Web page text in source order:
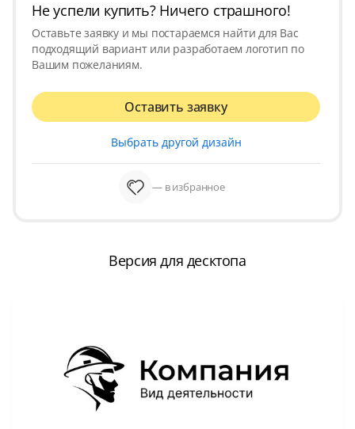
Не успели купить? Ничего страшного!
Оставьте заявку и мы постараемся найти для Вас
подходящий вариант или разработаем логотип по
Вашим пожеланиям.
Оставить заявку
Выбрать другой дизайн
— в избранное
Версия для десктопа